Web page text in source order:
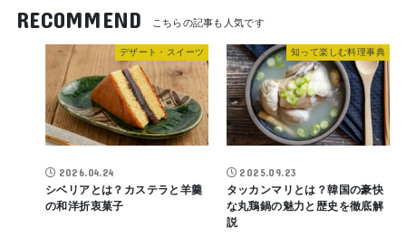
RECOMMEND
デザート・スイーツ
2026.04.24
シベリアとは？カステラと羊羹
の和洋折衷菓子
知って楽しむ料理事典
2025.09.23
タッカンマリとは？韓国の豪快
な丸鶏鍋の魅力と歴史を徹底解
説